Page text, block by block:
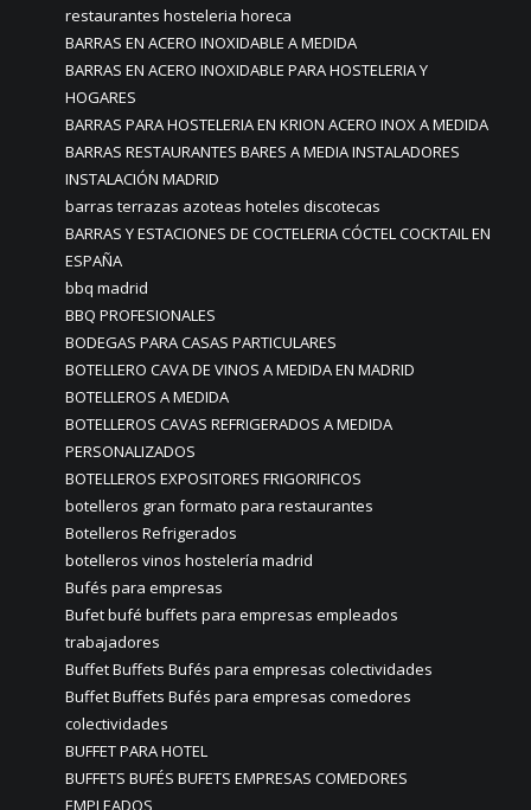
restaurantes hosteleria horeca
BARRAS EN ACERO INOXIDABLE A MEDIDA
BARRAS EN ACERO INOXIDABLE PARA HOSTELERIA Y
HOGARES
BARRAS PARA HOSTELERIA EN KRION ACERO INOX A MEDIDA
BARRAS RESTAURANTES BARES A MEDIA INSTALADORES
INSTALACIÓN MADRID
barras terrazas azoteas hoteles discotecas
BARRAS Y ESTACIONES DE COCTELERIA CÓCTEL COCKTAIL EN
ESPAÑA
bbq madrid
BBQ PROFESIONALES
BODEGAS PARA CASAS PARTICULARES
BOTELLERO CAVA DE VINOS A MEDIDA EN MADRID
BOTELLEROS A MEDIDA
BOTELLEROS CAVAS REFRIGERADOS A MEDIDA
PERSONALIZADOS
BOTELLEROS EXPOSITORES FRIGORIFICOS
botelleros gran formato para restaurantes
Botelleros Refrigerados
botelleros vinos hostelería madrid
Bufés para empresas
Bufet bufé buffets para empresas empleados
trabajadores
Buffet Buffets Bufés para empresas colectividades
Buffet Buffets Bufés para empresas comedores
colectividades
BUFFET PARA HOTEL
BUFFETS BUFÉS BUFETS EMPRESAS COMEDORES
EMPLEADOS